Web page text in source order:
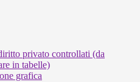
privato controllati (da
in tabelle)
grafica